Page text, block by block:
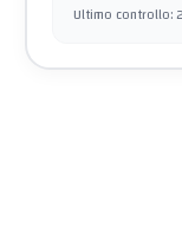
Ultimo controllo: